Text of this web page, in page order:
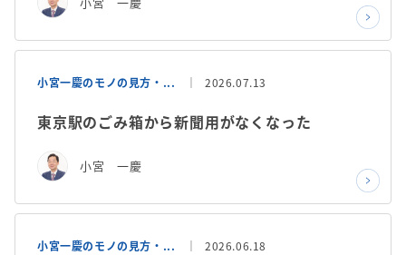
小宮一慶のモノの見方・... 2026.07.13
東京駅のごみ箱から新聞用がなくなった
小宮 一慶
小宮一慶のモノの見方・... 2026.06.18